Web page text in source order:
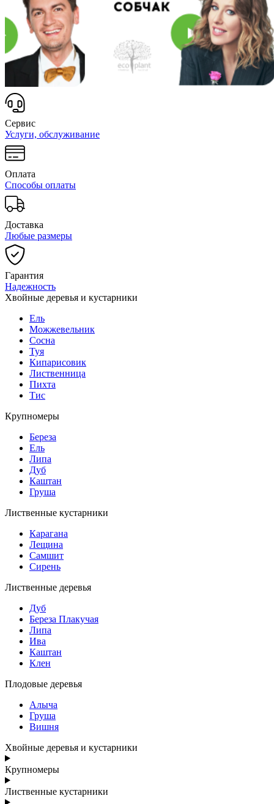
Сервис
Услуги, обслуживание
Оплата
Способы оплаты
Доставка
Любые размеры
Гарантия
Надежность
Хвойные деревья и кустарники
Ель
Можжевельник
Сосна
Туя
Кипарисовик
Лиственница
Пихта
Тис
Крупномеры
Береза
Ель
Липа
Дуб
Каштан
Груша
Лиственные кустарники
Карагана
Лещина
Самшит
Сирень
Лиственные деревья
Дуб
Береза Плакучая
Липа
Ива
Каштан
Клен
Плодовые деревья
Алыча
Груша
Вишня
Хвойные деревья и кустарники
Крупномеры
Лиственные кустарники